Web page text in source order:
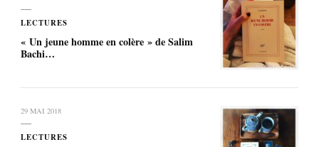
LECTURES
« Un jeune homme en colère » de Salim
Bachi…
29 MAI 2018
LECTURES